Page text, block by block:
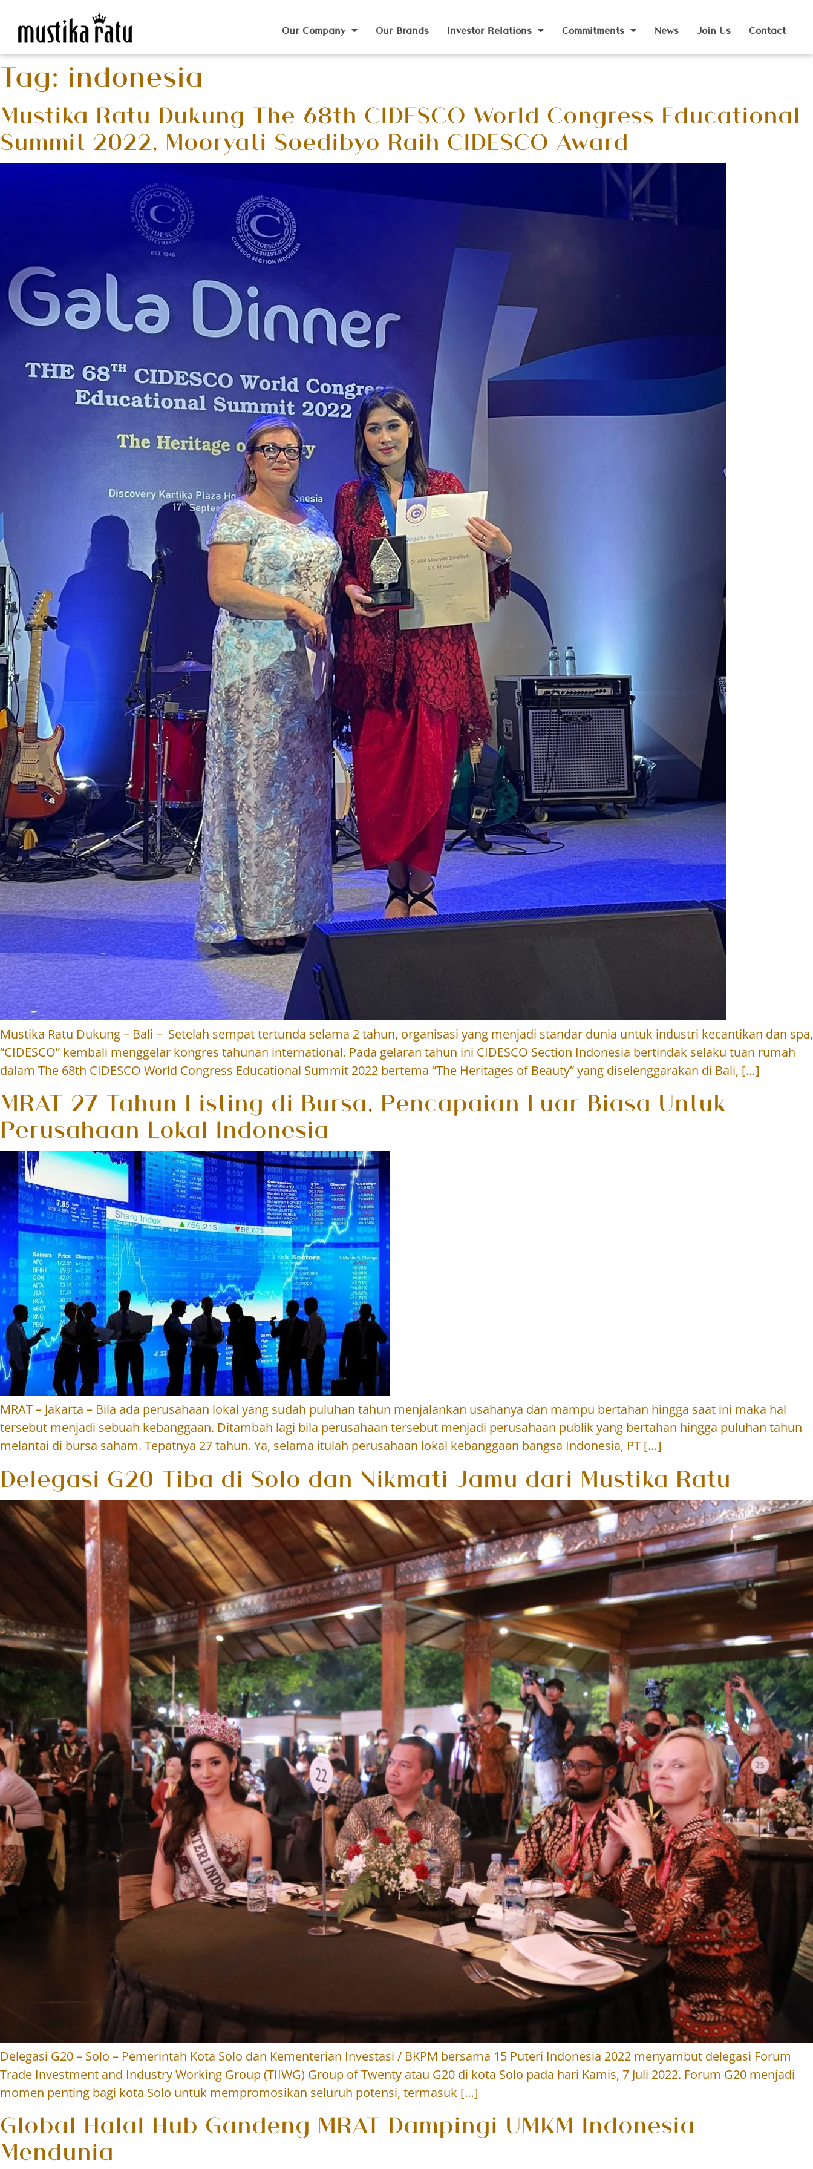
Our Company Our Brands Investor Relations Commitments News Join Us Contact
Tag: indonesia
Mustika Ratu Dukung The 68th CIDESCO World Congress Educational
Summit 2022, Mooryati Soedibyo Raih CIDESCO Award
Mustika Ratu Dukung – Bali – Setelah sempat tertunda selama 2 tahun, organisasi yang menjadi standar dunia untuk industri kecantikan dan spa,
“CIDESCO” kembali menggelar kongres tahunan international. Pada gelaran tahun ini CIDESCO Section Indonesia bertindak selaku tuan rumah
dalam The 68th CIDESCO World Congress Educational Summit 2022 bertema “The Heritages of Beauty” yang diselenggarakan di Bali, […]
MRAT 27 Tahun Listing di Bursa, Pencapaian Luar Biasa Untuk
Perusahaan Lokal Indonesia
MRAT – Jakarta – Bila ada perusahaan lokal yang sudah puluhan tahun menjalankan usahanya dan mampu bertahan hingga saat ini maka hal
tersebut menjadi sebuah kebanggaan. Ditambah lagi bila perusahaan tersebut menjadi perusahaan publik yang bertahan hingga puluhan tahun
melantai di bursa saham. Tepatnya 27 tahun. Ya, selama itulah perusahaan lokal kebanggaan bangsa Indonesia, PT […]
Delegasi G20 Tiba di Solo dan Nikmati Jamu dari Mustika Ratu
Delegasi G20 – Solo – Pemerintah Kota Solo dan Kementerian Investasi / BKPM bersama 15 Puteri Indonesia 2022 menyambut delegasi Forum
Trade Investment and Industry Working Group (TIIWG) Group of Twenty atau G20 di kota Solo pada hari Kamis, 7 Juli 2022. Forum G20 menjadi
momen penting bagi kota Solo untuk mempromosikan seluruh potensi, termasuk […]
Global Halal Hub Gandeng MRAT Dampingi UMKM Indonesia
Mendunia